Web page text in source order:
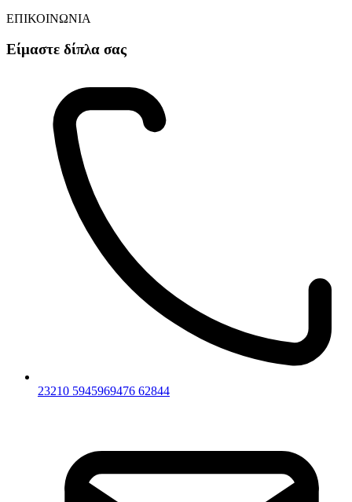
ΕΠΙΚΟΙΝΩΝΙΑ
Είμαστε δίπλα σας
23210 5945969476 62844